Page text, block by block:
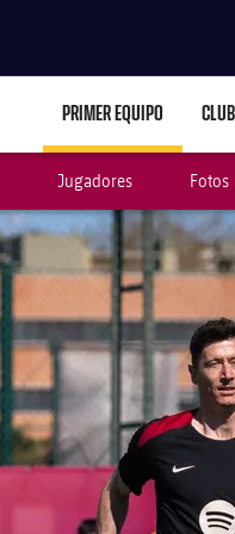
PRIMER EQUIPO CLUB
Jugadores Fotos